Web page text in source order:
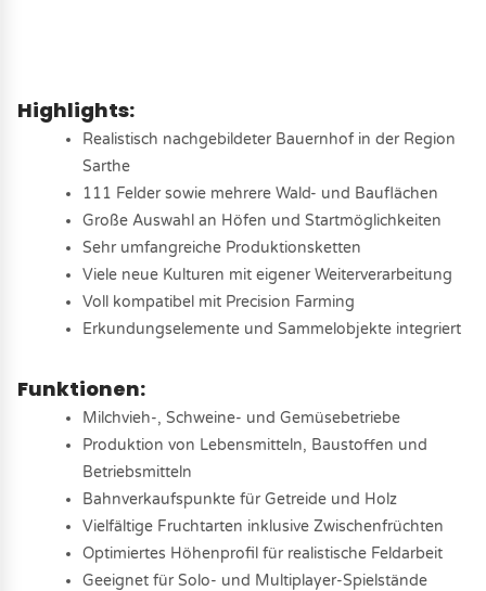
Highlights:
Realistisch nachgebildeter Bauernhof in der Region
Sarthe
111 Felder sowie mehrere Wald- und Bauflächen
Große Auswahl an Höfen und Startmöglichkeiten
Sehr umfangreiche Produktionsketten
Viele neue Kulturen mit eigener Weiterverarbeitung
Voll kompatibel mit Precision Farming
Erkundungselemente und Sammelobjekte integriert
Funktionen:
Milchvieh-, Schweine- und Gemüsebetriebe
Produktion von Lebensmitteln, Baustoffen und
Betriebsmitteln
Bahnverkaufspunkte für Getreide und Holz
Vielfältige Fruchtarten inklusive Zwischenfrüchten
Optimiertes Höhenprofil für realistische Feldarbeit
Geeignet für Solo- und Multiplayer-Spielstände